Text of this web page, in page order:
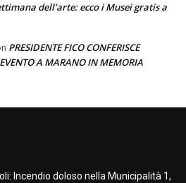
dell’arte: ecco i Musei gratis a
PRESIDENTE FICO CONFERISCE
A MARANO IN MEMORIA
Incendio doloso nella Municipalità 1,